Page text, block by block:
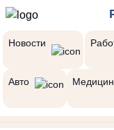
Новости
Авто